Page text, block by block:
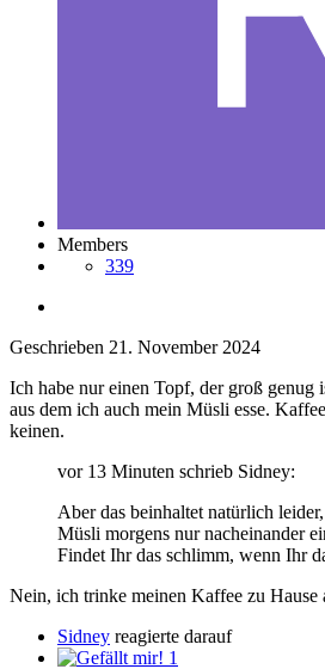
Members
339
Geschrieben 21. November 2024
Ich habe nur einen Topf, der groß genug
aus dem ich auch mein Müsli esse.
keinen.
vor 13 Minuten schrieb Sidney:
Aber das beinhaltet natürlich
Müsli morgens nur nacheinander
Findet Ihr das schlimm, wenn Ihr
Nein, ich trinke meinen Kaffee zu Hause
Sidney reagierte darauf
1